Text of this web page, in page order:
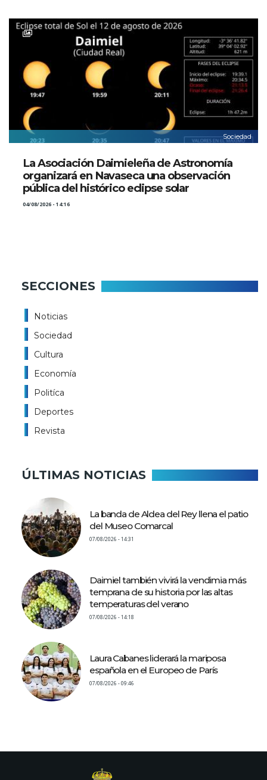
Sociedad
La Asociación Daimieleña de Astronomía
organizará en Navaseca una observación
pública del histórico eclipse solar
04/08/2026 - 14:16
SECCIONES
Noticias
Sociedad
Cultura
Economía
Politíca
Deportes
Revista
ÚLTIMAS NOTICIAS
La banda de Aldea del Rey llena el patio
del Museo Comarcal
07/08/2026 - 14:31
Daimiel también vivirá la vendimia más
temprana de su historia por las altas
temperaturas del verano
07/08/2026 - 14:18
Laura Cabanes liderará la mariposa
española en el Europeo de París
07/08/2026 - 09:46